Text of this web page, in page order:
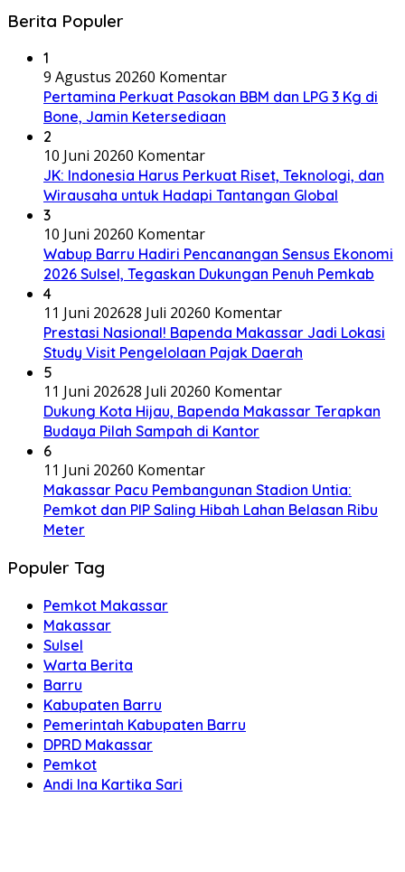
Berita Populer
1
9 Agustus 20260 Komentar
Pertamina Perkuat Pasokan BBM dan LPG 3 Kg di
Bone, Jamin Ketersediaan
2
10 Juni 20260 Komentar
JK: Indonesia Harus Perkuat Riset, Teknologi, dan
Wirausaha untuk Hadapi Tantangan Global
3
10 Juni 20260 Komentar
Wabup Barru Hadiri Pencanangan Sensus Ekonomi
2026 Sulsel, Tegaskan Dukungan Penuh Pemkab
4
11 Juni 202628 Juli 20260 Komentar
Prestasi Nasional! Bapenda Makassar Jadi Lokasi
Study Visit Pengelolaan Pajak Daerah
5
11 Juni 202628 Juli 20260 Komentar
Dukung Kota Hijau, Bapenda Makassar Terapkan
Budaya Pilah Sampah di Kantor
6
11 Juni 20260 Komentar
Makassar Pacu Pembangunan Stadion Untia:
Pemkot dan PIP Saling Hibah Lahan Belasan Ribu
Meter
Populer Tag
Pemkot Makassar
Makassar
Sulsel
Warta Berita
Barru
Kabupaten Barru
Pemerintah Kabupaten Barru
DPRD Makassar
Pemkot
Andi Ina Kartika Sari